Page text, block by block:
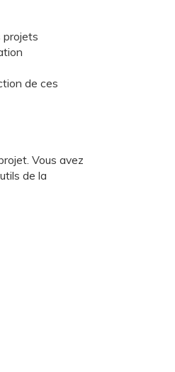
projets
de ces
Vous avez
de la